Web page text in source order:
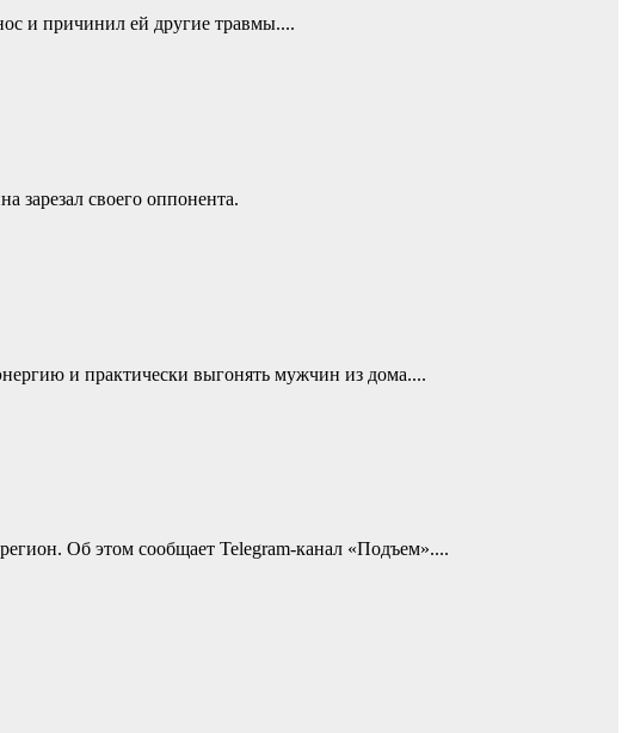
и причинил ей другие травмы....
своего оппонента.
и практически выгонять мужчин из дома....
Об этом сообщает Telegram-канал «Подъем»....